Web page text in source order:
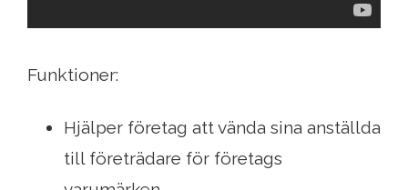
Funktioner:
Hjälper företag att vända sina anställda
till företrädare för företags